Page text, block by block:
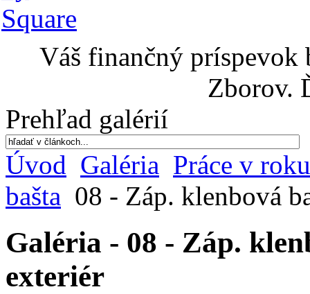
Váš finančný príspevok
Zborov.
Prehľad galérií
Úvod Galéria Práce v
bašta 08 - Záp. klenbová
Galéria - 08 - Záp.
exteriér